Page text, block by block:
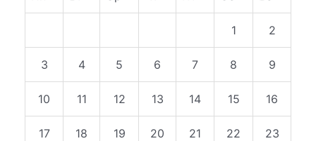
1 2
3 4 5 6 7 8 9
10 11 12 13 14 15 16
17 18 19 20 21 22 23